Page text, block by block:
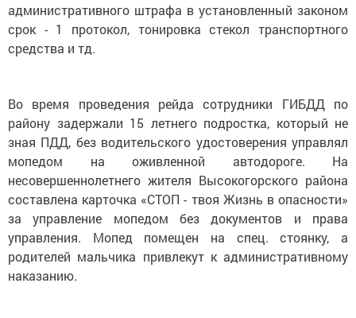
административного штрафа в установленный законом
срок - 1 протокол, тонировка стекол транспортного
средства и тд.
Во время проведения рейда сотрудники ГИБДД по
району задержали 15 летнего подростка, который не
зная ПДД, без водительского удостоверения управлял
мопедом на оживленной автодороге. На
несовершеннолетнего жителя Высокогорского района
составлена карточка «СТОП - твоя Жизнь в опасности»
за управление мопедом без документов и права
управления. Мопед помещен на спец. стоянку, а
родителей мальчика привлекут к административному
наказанию.